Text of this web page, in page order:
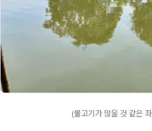
(물고기가 많을 것 같은